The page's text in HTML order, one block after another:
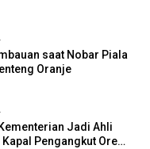
saat Nobar Piala
Oranje
Jadi Ahli
Pengangkut Ore